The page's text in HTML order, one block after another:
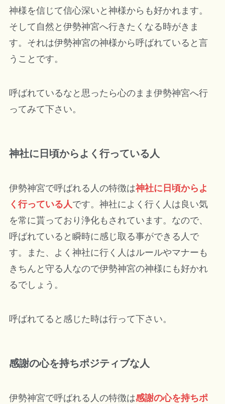
神様を信じて信心深いと神様からも好かれます。
そして自然と伊勢神宮へ行きたくなる時がきま
す。それは伊勢神宮の神様から呼ばれていると言
うことです。
呼ばれているなと思ったら心のまま伊勢神宮へ行
ってみて下さい。
神社に日頃からよく行っている人
伊勢神宮で呼ばれる人の特徴は神社に日頃からよ
く行っている人です。神社によく行く人は良い気
を常に貰っており浄化もされています。なので、
呼ばれていると瞬時に感じ取る事ができる人で
す。また、よく神社に行く人はルールやマナーも
きちんと守る人なので伊勢神宮の神様にも好かれ
るでしょう。
呼ばれてると感じた時は行って下さい。
感謝の心を持ちポジティブな人
伊勢神宮で呼ばれる人の特徴は感謝の心を持ちポ